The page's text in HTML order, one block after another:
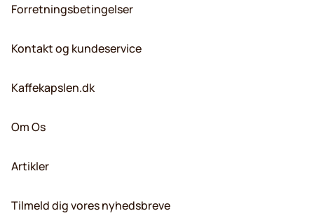
Forretningsbetingelser
Kontakt og kundeservice
Kaffekapslen.dk
Om Os
Artikler
Tilmeld dig vores nyhedsbreve